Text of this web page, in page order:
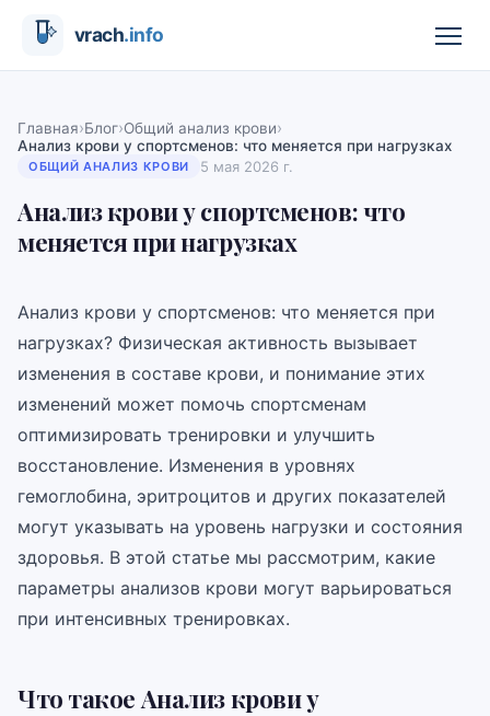
Главная›Блог›Общий анализ крови›
Анализ крови у спортсменов: что меняется при нагрузках
ОБЩИЙ АНАЛИЗ КРОВИ 5 мая 2026 г.
Анализ крови у спортсменов: что
меняется при нагрузках
Анализ крови у спортсменов: что меняется при
нагрузках? Физическая активность вызывает
изменения в составе крови, и понимание этих
изменений может помочь спортсменам
оптимизировать тренировки и улучшить
восстановление. Изменения в уровнях
гемоглобина, эритроцитов и других показателей
могут указывать на уровень нагрузки и состояния
здоровья. В этой статье мы рассмотрим, какие
параметры анализов крови могут варьироваться
при интенсивных тренировках.
Что такое Анализ крови у